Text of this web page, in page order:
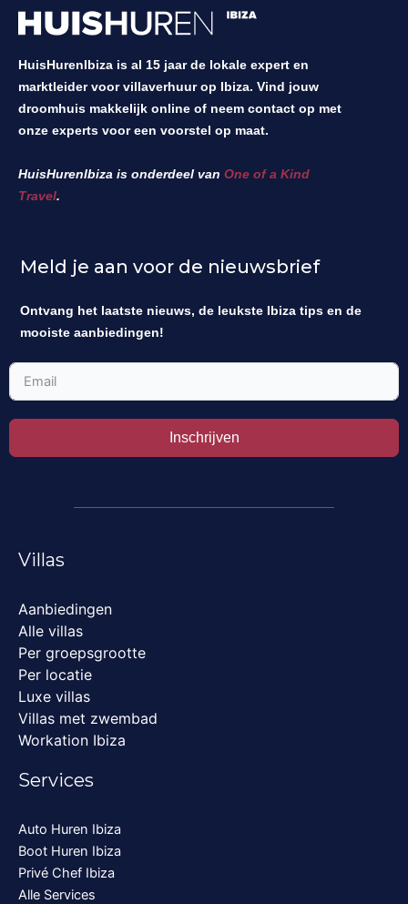
HuisHurenIbiza is al 15 jaar de lokale expert en
marktleider voor villaverhuur op Ibiza. Vind jouw
droomhuis makkelijk online of neem contact op met
onze experts voor een voorstel op maat.
HuisHurenIbiza is onderdeel van One of a Kind
Travel.
Meld je aan voor de nieuwsbrief
Ontvang het laatste nieuws, de leukste Ibiza tips en de
mooiste aanbiedingen!
Inschrijven
Villas
Aanbiedingen
Alle villas
Per groepsgrootte
Per locatie
Luxe villas
Villas met zwembad
Workation Ibiza
Services
Auto Huren Ibiza
Boot Huren Ibiza
Privé Chef Ibiza
Alle Services